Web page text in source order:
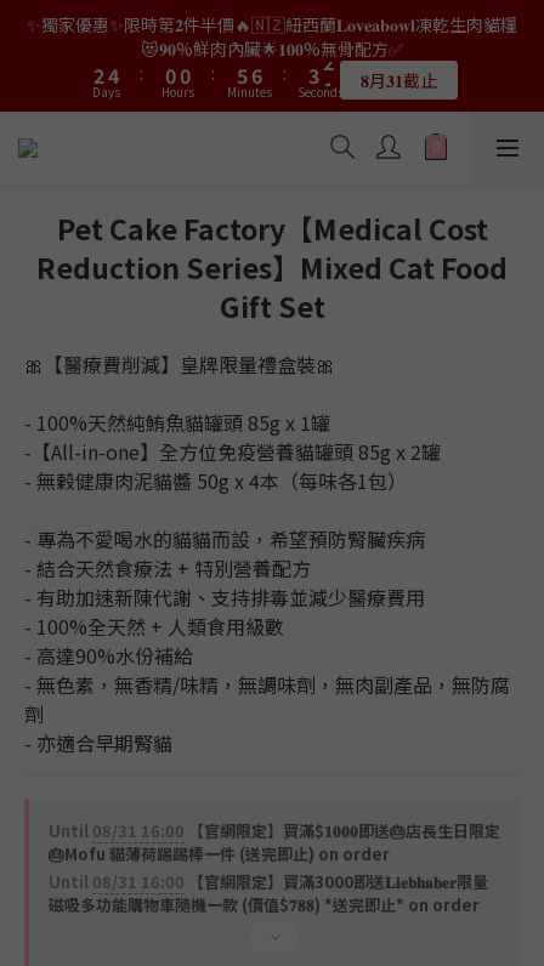
👑店長生日限量喵喵劵🎂買滿$𝟑𝟔𝟖即減$𝟐𝟖🥳結帳時輸入優惠碼
【𝐇𝐀𝐏𝐏𝐘𝐁𝐈𝐑𝐓𝐇𝐃𝐀𝐘】即可！部分產品不適用
4
2
1
6
4
3
Days
2
1
0
2
1
0
Hours
7
6
5
4
8
7
6
5
0
Minutes
5
4
3
2
3
2
1
0
Seconds 限量20個
0
02
0
3
2
1
0
4
3
2
1
1
0
✨獨家優惠✨限時第𝟐件半價🔥🇳🇿紐西蘭𝐋𝐨𝐯𝐞𝐚𝐛𝐨𝐰𝐥凍乾生肉貓糧
😻𝟗𝟎%鮮肉內臟🌟𝟏𝟎𝟎%無骨配方✅
4
2
1
6
4
3
Days
:
2
1
0
2
1
0
Hours
:
7
6
5
4
8
7
6
5
0
Minutes
:
5
4
3
2
3
2
1
0
Seconds 𝟖月𝟑𝟏截止
👑店長生日限量喵喵劵🎂買滿$𝟑𝟔𝟖即減$𝟐𝟖🥳結帳時輸入優惠碼
【𝐇𝐀𝐏𝐏𝐘𝐁𝐈𝐑𝐓𝐇𝐃𝐀𝐘】即可！部分產品不適用
8
6
5
1
0
8
7
3
2
1
6
5
4
3
6
5
4
3
9
8
3
2
1
0
9
4
3
2
1
9
8
7
6
2
1
0
7
6
5
4
3
2
0
Pet Cake Factory【Medical Cost
Reduction Series】Mixed Cat Food
Gift Set
🎀【醫療費削減】皇牌限量禮盒裝🎀
- 100%天然純鮪魚貓罐頭 85g x 1罐
-【All-in-one】全方位免疫營養貓罐頭 85g x 2罐
- 無穀健康肉泥貓醬 50g x 4本（每味各1包）
- 專為不愛喝水的貓貓而設，希望預防腎臟疾病
- 結合天然食療法 + 特別營養配方
- 有助加速新陳代謝、支持排毒並減少醫療費用
- 100%全天然 + 人類食用級數
- 高達90%水份補給
- 無色素，無香精/味精，無調味劑，無肉副產品，無防腐
劑
- 亦適合早期腎貓
Until 08/31 16:00 【官網限定】買滿$𝟏𝟎𝟎𝟎即送🎂店長生日限定
🎂Mofu 貓薄荷踢踢棒一件 (送完即止) on order
Until 08/31 16:00 【官網限定】買滿3000即送𝐋𝐢𝐞𝐛𝐡𝐚𝐛𝐞𝐫限量
磁吸多功能購物車隨機一款 (價值$𝟕𝟖𝟖) *送完即止* on order